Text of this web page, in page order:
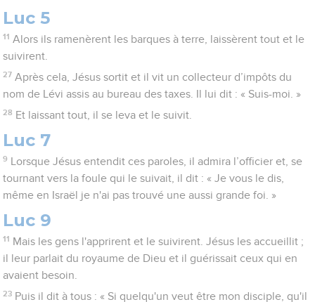
Luc 5
11 Alors ils ramenèrent les barques à terre, laissèrent tout et le
suivirent.
27 Après cela, Jésus sortit et il vit un collecteur d’impôts du
nom de Lévi assis au bureau des taxes. Il lui dit : « Suis-moi. »
28 Et laissant tout, il se leva et le suivit.
Luc 7
9
Lorsque Jésus entendit ces paroles, il admira l’officier et, se
tournant vers la foule qui le suivait, il dit : « Je vous le dis,
même en Israël je n'ai pas trouvé une aussi grande foi. »
Luc 9
11 Mais les gens l'apprirent et le suivirent. Jésus les accueillit ;
il leur parlait du royaume de Dieu et il guérissait ceux qui en
avaient besoin.
23 Puis il dit à tous : « Si quelqu'un veut être mon disciple, qu'il